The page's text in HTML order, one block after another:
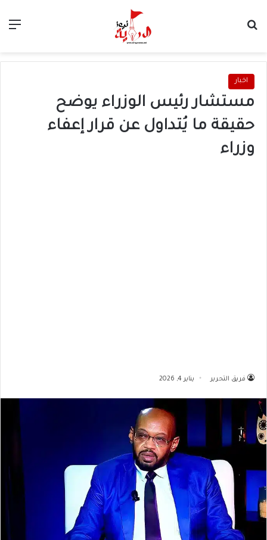
اخبار
مستشار رئيس الوزراء يوضح
حقيقة ما يُتداول عن قرار إعفاء
وزراء
فريق التحرير يناير 4, 2026